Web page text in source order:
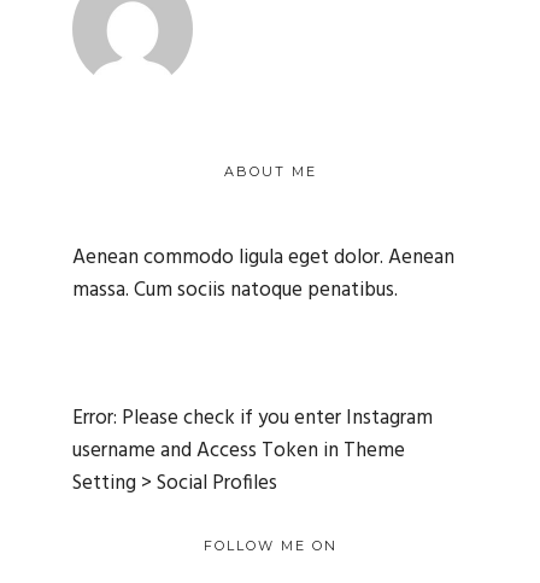
ABOUT ME
Aenean commodo ligula eget dolor. Aenean
massa. Cum sociis natoque penatibus.
Error: Please check if you enter Instagram
username and Access Token in Theme
Setting > Social Profiles
FOLLOW ME ON